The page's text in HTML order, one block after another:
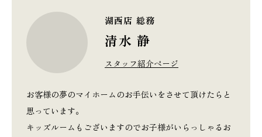
湖西店 総務
清水 静
スタッフ紹介ページ
お客様の夢のマイホームのお手伝いをさせて頂けたらと
思っています。
キッズルームもございますのでお子様がいらっしゃるお